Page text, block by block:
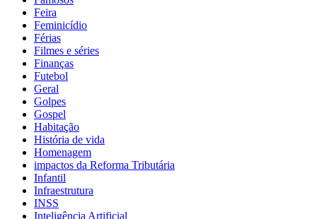
Feira
Feminicídio
Férias
Filmes e séries
Finanças
Futebol
Geral
Golpes
Gospel
Habitação
História de vida
Homenagem
impactos da Reforma Tributária
Infantil
Infraestrutura
INSS
Inteligência Artificial